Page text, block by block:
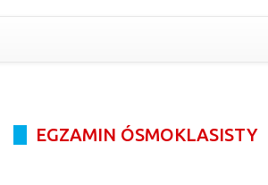
EGZAMIN ÓSMOKLASISTY